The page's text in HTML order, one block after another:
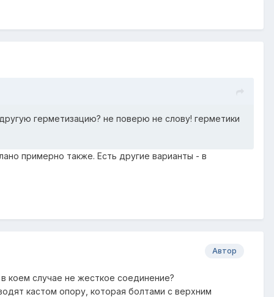
герметизацию? не поверю не слову! герметики
примерно также. Есть другие варианты - в
Автор
коем случае не жесткое соединение?
кастом опору, которая болтами с верхним